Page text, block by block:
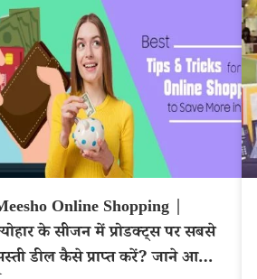
Online Shopping |
के सीजन में प्रोडक्ट्स पर सबसे
डील कैसे प्राप्त करें? जाने आसान